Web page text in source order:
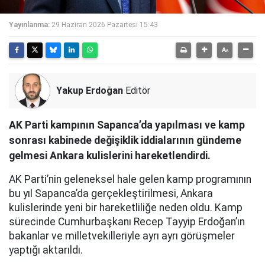
Yayınlanma: 29 Haziran 2026 Pazartesi 15:43
Yakup Erdoğan Editör
AK Parti kampının Sapanca’da yapılması ve kamp
sonrası kabinede değişiklik iddialarının gündeme
gelmesi Ankara kulislerini hareketlendirdi.
AK Parti’nin geleneksel hale gelen kamp programının
bu yıl Sapanca’da gerçekleştirilmesi, Ankara
kulislerinde yeni bir hareketliliğe neden oldu. Kamp
sürecinde Cumhurbaşkanı Recep Tayyip Erdoğan’ın
bakanlar ve milletvekilleriyle ayrı ayrı görüşmeler
yaptığı aktarıldı.